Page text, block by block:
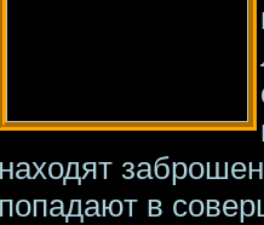
находят
попадают в